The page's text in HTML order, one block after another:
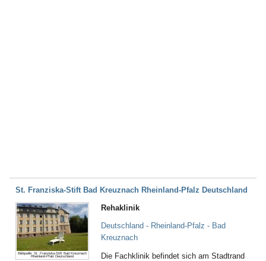
St. Franziska-Stift Bad Kreuznach Rheinland-Pfalz Deutschland
Bildquelle: St. Franziska-Stift Bad Kreuznach
Rheinland-Pfalz Deutschland
Rehaklinik
Deutschland - Rheinland-Pfalz - Bad
Kreuznach
Die Fachklinik befindet sich am Stadtrand